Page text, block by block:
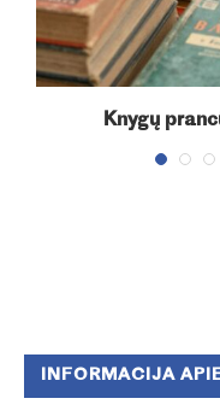
Knygų
INFORMACIJA